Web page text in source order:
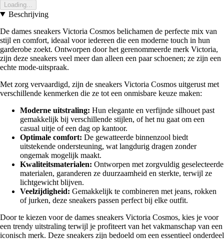
Loading...
Beschrijving
De dames sneakers Victoria Cosmos belichamen de perfecte mix van
stijl en comfort, ideaal voor iedereen die een moderne touch in hun
garderobe zoekt. Ontworpen door het gerenommeerde merk Victoria,
zijn deze sneakers veel meer dan alleen een paar schoenen; ze zijn een
echte mode-uitspraak.
Met zorg vervaardigd, zijn de sneakers Victoria Cosmos uitgerust met
verschillende kenmerken die ze tot een onmisbare keuze maken:
Moderne uitstraling: Hun elegante en verfijnde silhouet past
gemakkelijk bij verschillende stijlen, of het nu gaat om een
casual uitje of een dag op kantoor.
Optimale comfort: De gewatteerde binnenzool biedt
uitstekende ondersteuning, wat langdurig dragen zonder
ongemak mogelijk maakt.
Kwaliteitsmaterialen: Ontworpen met zorgvuldig geselecteerde
materialen, garanderen ze duurzaamheid en sterkte, terwijl ze
lichtgewicht blijven.
Veelzijdigheid: Gemakkelijk te combineren met jeans, rokken
of jurken, deze sneakers passen perfect bij elke outfit.
Door te kiezen voor de dames sneakers Victoria Cosmos, kies je voor
een trendy uitstraling terwijl je profiteert van het vakmanschap van een
iconisch merk. Deze sneakers zijn bedoeld om een essentieel onderdeel